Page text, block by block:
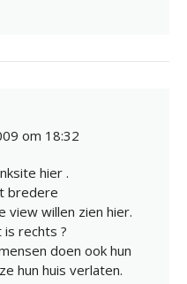
om 18:32
hier .
bredere
view willen zien hier.
is rechts ?
doen ook hun
hun huis verlaten.